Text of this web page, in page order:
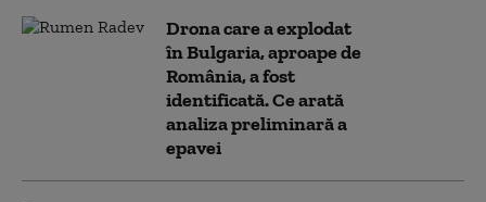
Drona care a explodat
în Bulgaria, aproape de
România, a fost
identificată. Ce arată
analiza preliminară a
epavei